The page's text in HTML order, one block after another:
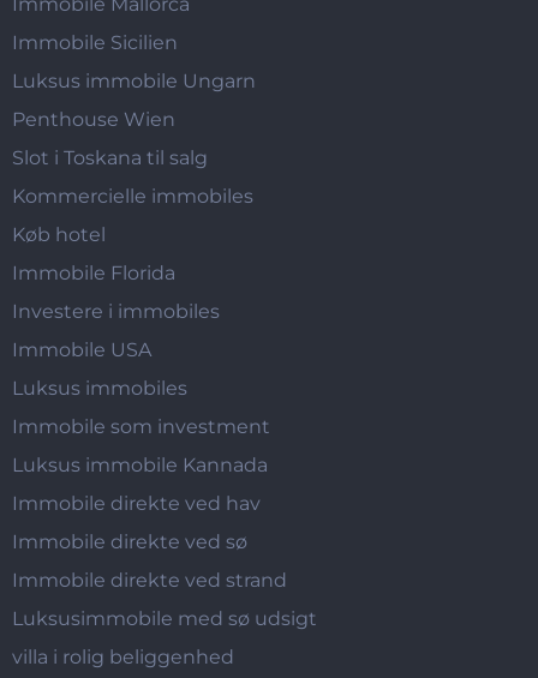
Immobile Mallorca
Immobile Sicilien
Luksus immobile Ungarn
Penthouse Wien
Slot i Toskana til salg
Kommercielle immobiles
Køb hotel
Immobile Florida
Investere i immobiles
Immobile USA
Luksus immobiles
Immobile som investment
Luksus immobile Kannada
Immobile direkte ved hav
Immobile direkte ved sø
Immobile direkte ved strand
Luksusimmobile med sø udsigt
villa i rolig beliggenhed